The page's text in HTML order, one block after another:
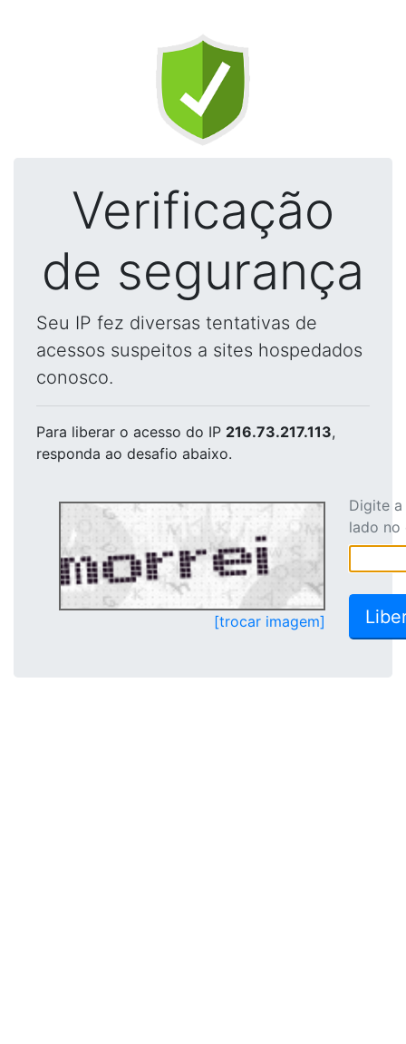
Verificação
de segurança
Seu IP fez diversas tentativas de
acessos suspeitos a sites hospedados
conosco.
Para liberar o acesso do IP 216.73.217.113,
responda ao desafio abaixo.
[trocar imagem]
Digite
lado no